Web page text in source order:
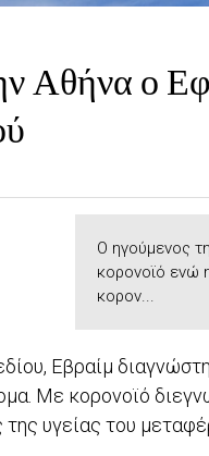
Αθήνα ο
Ο ηγούμενος
κορονοϊό ενώ
κορον...
Εβραίμ
Με κορονοϊό
υγείας του